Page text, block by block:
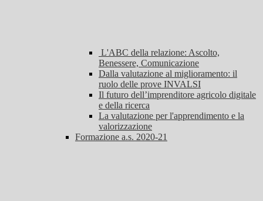
L'ABC della relazione: Ascolto,
Benessere, Comunicazione
Dalla valutazione al miglioramento: il
ruolo delle prove INVALSI
Il futuro dell’imprenditore agricolo digitale
e della ricerca
La valutazione per l'apprendimento e la
valorizzazione
Formazione a.s. 2020-21